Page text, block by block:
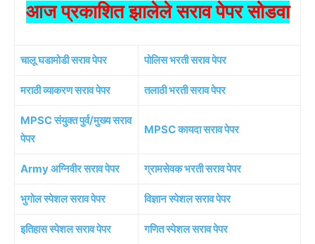
आज प्रकाशित झालेले सराव पेपर सोडवा
चालू घडामोडी सराव पेपर पोलिस भरती सराव पेपर
मराठी व्याकरण सराव पेपर तलाठी भरती सराव पेपर
MPSC संयुक्त पुर्व/मुख्य सराव
पेपर
MPSC कायदा सराव पेपर
Army अग्निवीर सराव पेपर ग्रामसेवक भरती सराव पेपर
भुगोल स्पेशल सराव पेपर विज्ञान स्पेशल सराव पेपर
इतिहास स्पेशल सराव पेपर गणित स्पेशल सराव पेपर